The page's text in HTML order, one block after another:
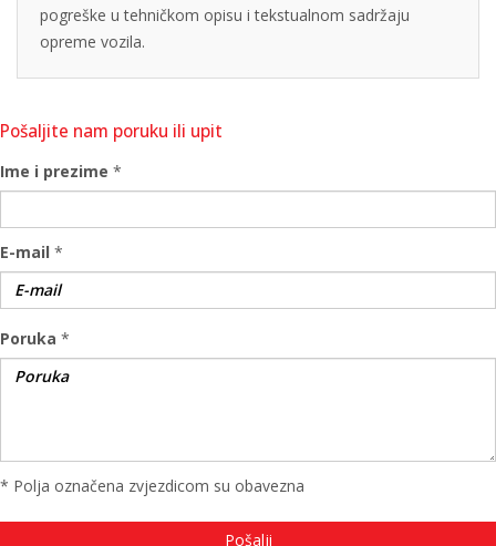
pogreške u tehničkom opisu i tekstualnom sadržaju
opreme vozila.
Pošaljite nam poruku ili upit
Ime i prezime *
E-mail *
Poruka *
* Polja označena zvjezdicom su obavezna